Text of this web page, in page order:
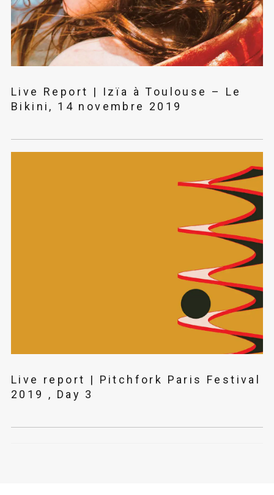
Live Report | Izïa à Toulouse – Le
Bikini, 14 novembre 2019
Live report | Pitchfork Paris Festival
2019 , Day 3